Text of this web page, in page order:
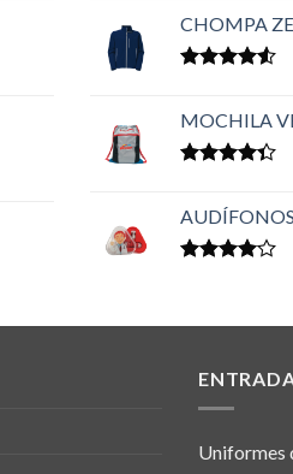
CHOMPA
de 5
MOCHILA
de 5
Uniformes